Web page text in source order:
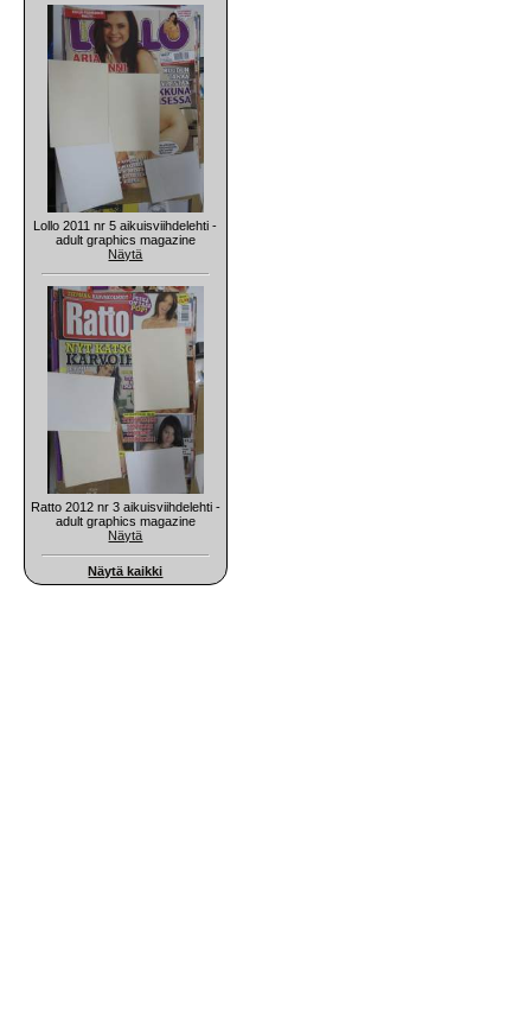
Lollo 2011 nr 5 aikuisviihdelehti -
adult graphics magazine
Näytä
Ratto 2012 nr 3 aikuisviihdelehti -
adult graphics magazine
Näytä
Näytä kaikki